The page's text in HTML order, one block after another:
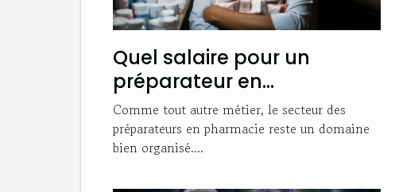
Quel salaire pour un
préparateur en
pharmacie ?
Comme tout autre métier, le secteur des
préparateurs en pharmacie reste un domaine
bien organisé....